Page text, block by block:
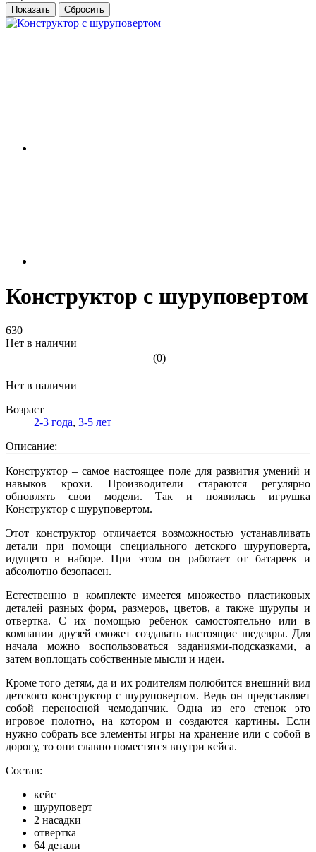
Конструктор с шуруповертом
630
Нет в наличии
(0)
Нет в наличии
Возраст
2-3 года, 3-5 лет
Описание:
Конструктор – самое настоящее поле для развития умений и
навыков крохи. Производители стараются регулярно
обновлять свои модели. Так и появилась игрушка
Конструктор с шуруповертом.
Этот конструктор отличается возможностью устанавливать
детали при помощи специального детского шуруповерта,
идущего в наборе. При этом он работает от батареек и
абсолютно безопасен.
Естественно в комплекте имеется множество пластиковых
деталей разных форм, размеров, цветов, а также шурупы и
отвертка. С их помощью ребенок самостоятельно или в
компании друзей сможет создавать настоящие шедевры. Для
начала можно воспользоваться заданиями-подсказками, а
затем воплощать собственные мысли и идеи.
Кроме того детям, да и их родителям полюбится внешний вид
детского конструктор с шуруповертом. Ведь он представляет
собой переносной чемоданчик. Одна из его стенок это
игровое полотно, на котором и создаются картины. Если
нужно собрать все элементы игры на хранение или с собой в
дорогу, то они славно поместятся внутри кейса.
Состав:
кейс
шуруповерт
2 насадки
отвертка
64 детали